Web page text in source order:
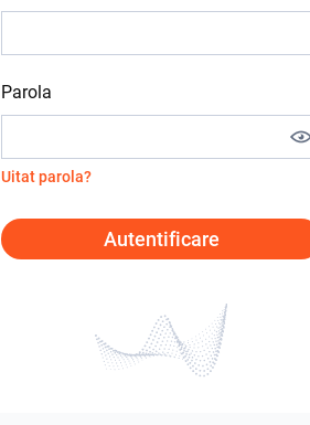
Parola
Uitat parola?
Autentificare